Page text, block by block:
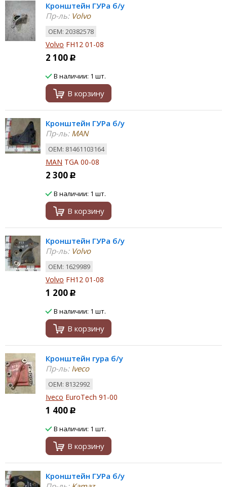
Кронштейн ГУРа б/у
Пр-ль:Volvo
ОЕМ: 20382578
Volvo FH12 01-08
2 100 Р
В наличии: 1 шт.
В корзину
Кронштейн ГУРа б/у
Пр-ль:MAN
ОЕМ: 81461103164
MAN TGA 00-08
2 300 Р
В наличии: 1 шт.
В корзину
Кронштейн ГУРа б/у
Пр-ль:Volvo
ОЕМ: 1629989
Volvo FH12 01-08
1 200 Р
В наличии: 1 шт.
В корзину
Кронштейн гура б/у
Пр-ль:Iveco
ОЕМ: 8132992
Iveco EuroTech 91-00
1 400 Р
В наличии: 1 шт.
В корзину
Кронштейн ГУРа б/у